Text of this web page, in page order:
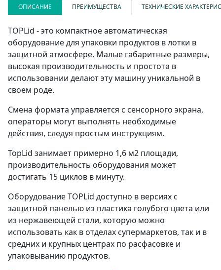
ОПИСАНИЕ ПРЕИМУЩЕСТВА ТЕХНИЧЕСКИЕ
TOPLid - это компактное автоматическая
оборудование для упаковки продуктов в лотки в
защитной атмосфере. Малые габаритные размеры,
высокая производительность и простота в
использовании делают эту машину уникальной в
своем роде.
Смена формата управляется с сенсорного экрана,
операторы могут выполнять необходимые
действия, следуя простым инструкциям.
TopLid занимает примерно 1,6 м2 площади,
производительность оборудования может
достигать 15 циклов в минуту.
Оборудование TOPLid доступно в версиях с
защитной панелью из пластика голубого цвета или
из нержавеющей стали, которую можно
использовать как в отделах супермаркетов, так и в
средних и крупных центрах по расфасовке и
упаковыванию продуктов.